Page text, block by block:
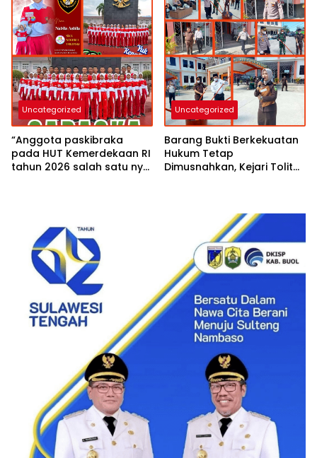
Uncategorized
“Anggota paskibraka
pada HUT Kemerdekaan RI
tahun 2026 salah satu nya
Uncategorized
Barang Bukti Berkekuatan
Hukum Tetap
Dimusnahkan, Kejari Tolitoli